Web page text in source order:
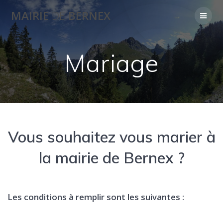
MAIRIEDEBERNEX
Mariage
Vous souhaitez vous marier à
la mairie de Bernex ?
Les conditions à remplir sont les suivantes :